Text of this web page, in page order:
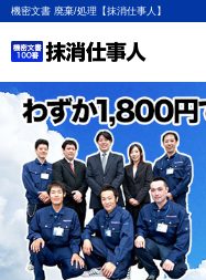
機密文書 廃棄/処理【抹消仕事人】